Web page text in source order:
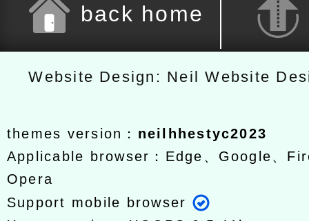
back home
Website Design: Neil Website
themes version： neilhhestyc2023
Applicable browser：Edge、Google、
Opera
Support mobile browser